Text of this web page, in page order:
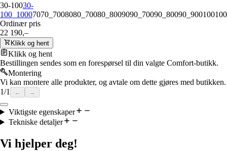
30-10030-
100_10007070_7008080_70080_8009090_70090_80090_900100
Ordinær pris
22 190,–
Klikk og hent
Klikk og hent
Bestillingen sendes som en forespørsel til din valgte Comfort-butikk.
Montering
Vi kan montere alle produkter, og avtale om dette gjøres med butikken.
1/1 ← →
Viktigste egenskaper
Tekniske detaljer
Vi hjelper deg!